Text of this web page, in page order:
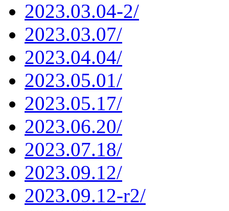
2023.03.04-2/
2023.03.07/
2023.04.04/
2023.05.01/
2023.05.17/
2023.06.20/
2023.07.18/
2023.09.12/
2023.09.12-r2/